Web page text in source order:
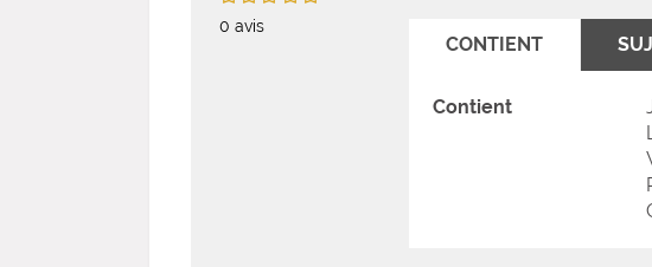
0 avis
CONTIENT
Contient